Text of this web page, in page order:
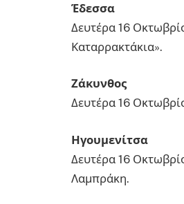
Έδεσσα
Δευτέρα 16
Καταρρακτάκια».
Ζάκυνθος
Δευτέρα 16
Ηγουμενίτσα
Δευτέρα 16
Λαμπράκη.